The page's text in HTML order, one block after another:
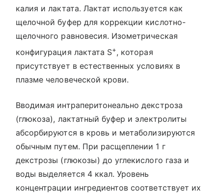
калия и лактата. Лактат используется как
щелочной буфер для коррекции кислотно-
щелочного равновесия. Изометрическая
конфигурация лактата S+, которая
присутствует в естественных условиях в
плазме человеческой крови.
Вводимая интраперитонеально декстроза
(глюкоза), лактатный буфер и электролиты
абсорбируются в кровь и метаболизируются
обычным путем. При расщеплении 1 г
декстрозы (глюкозы) до углекислого газа и
воды выделяется 4 ккал. Уровень
концентрации ингредиентов соответствует их